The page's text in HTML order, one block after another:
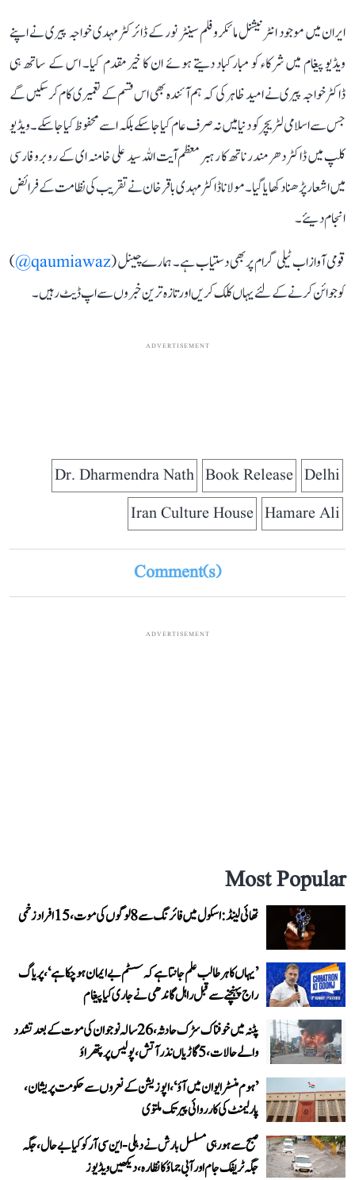
ایران میں موجود انٹر نیشنل مائکروفلم سینٹر نور کے ڈائرکٹر مہدی خواجہ پیری نے اپنے
ویڈیو پیغام میں شرکاء کو مبارکباد دیتے ہوئے ان کا خیرمقدم کیا۔ اس کے ساتھ ہی
ڈاکٹرخواجہ پیری نے امید ظاہر کی کہ ہم آئندہ بھی اس قسم کے تعمیری کام کرسکیں گے
جس سے اسلامی لٹریچر کو دنیا میں نہ صرف عام کیا جاسکے بلکہ اسے محفوظ کیا جاسکے۔ ویڈیو
کلپ میں ڈاکٹر دھرمندر ناتھ کا رہبر معظم آیت اللہ سید علی خامنہ ای کے روبرو فارسی
میں اشعار پڑھنا دکھایا گیا۔ مولانا ڈاکٹر مہدی باقرخان نے تقریب کی نظامت کے فرائض
انجام دیئے۔
قومی آواز اب ٹیلی گرام پر بھی دستیاب ہے۔ ہمارے چینل (qaumiawaz@
)
کو جوائن کرنے کے لئے یہاں کلک کریں اور تازہ ترین خبروں سے اپ ڈیٹ رہیں۔
ADVERTISEMENT
Delhi
Book Release
Dr. Dharmendra Nath
Hamare Ali
Iran Culture House
Comment(s)
ADVERTISEMENT
Most Popular
تھائی لینڈ: اسکول میں فائرنگ سے 8 لوگوں کی موت، 15 افراد زخمی
’یہاں کا ہر طالب علم جانتا ہے کہ سسٹم بے ایمان ہو چکا ہے‘، پریاگ
راج پہنچنے سے قبل راہل گاندھی نے جاری کیا پیغام
پٹنہ میں خوفناک سڑک حادثہ، 26 سالہ نوجوان کی موت کے بعد تشدد
والے حالات، 5 گاڑیاں نذر آتش، پولیس پر پتھراؤ
’ہوم منسٹر ایوان میں آؤ‘، اپوزیشن کے نعروں سے حکومت پریشان،
پارلیمنٹ کی کارروائی پیر تک ملتوی
صبح سے ہو رہی مسلسل بارش نے دہلی-این سی آر کو کیا بے حال، جگہ
جگہ ٹریفک جام اور آبی جماؤ کا نظارہ، دیکھیں ویڈیوز